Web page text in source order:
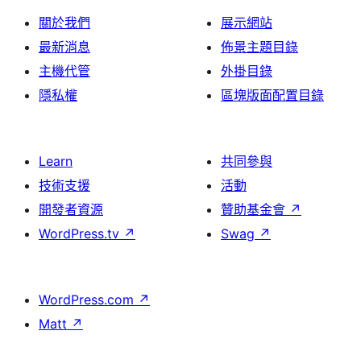
關於我們
最新消息
主機代管
隱私權
展示網站
佈景主題目錄
外掛目錄
區塊版面配置目錄
Learn
技術支援
開發者資源
WordPress.tv ↗
共同參與
活動
贊助基金會 ↗
Swag ↗
WordPress.com ↗
Matt ↗